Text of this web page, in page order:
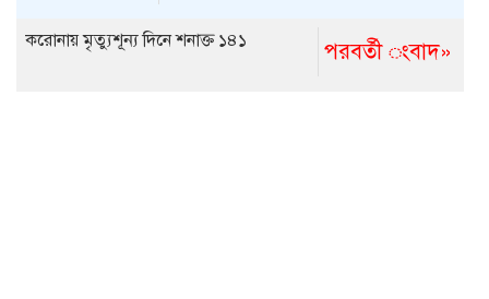
পরবর্তী ংবাদ»
করোনায় মৃত্যুশূন্য দিনে শনাক্ত ১৪১